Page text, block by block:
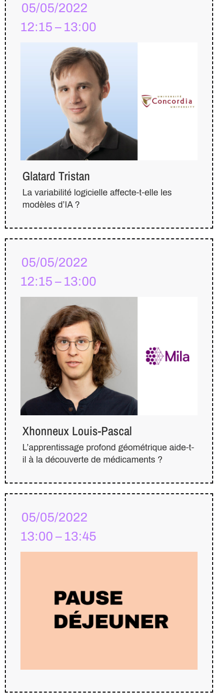
05/05/2022
12:15 – 13:00
Glatard Tristan
La variabilité logicielle affecte-t-elle les
modèles d’IA ?
05/05/2022
12:15 – 13:00
Xhonneux Louis-Pascal
L’apprentissage profond géométrique aide-t-
il à la découverte de médicaments ?
05/05/2022
13:00 – 13:45